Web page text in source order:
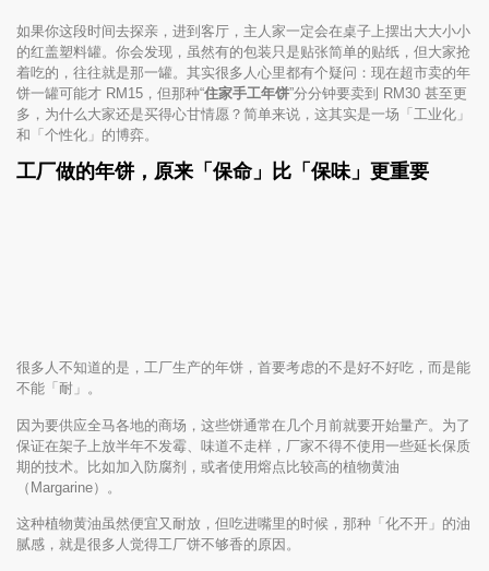
如果你这段时间去探亲，进到客厅，主人家一定会在桌子上摆出大大小小
的红盖塑料罐。你会发现，虽然有的包装只是贴张简单的贴纸，但大家抢
着吃的，往往就是那一罐。其实很多人心里都有个疑问：现在超市卖的年
饼一罐可能才 RM15，但那种“住家手工年饼”分分钟要卖到 RM30 甚至更
多，为什么大家还是买得心甘情愿？简单来说，这其实是一场「工业化」
和「个性化」的博弈。
工厂做的年饼，原来「保命」比「保味」更重要
很多人不知道的是，工厂生产的年饼，首要考虑的不是好不好吃，而是能
不能「耐」。
因为要供应全马各地的商场，这些饼通常在几个月前就要开始量产。为了
保证在架子上放半年不发霉、味道不走样，厂家不得不使用一些延长保质
期的技术。比如加入防腐剂，或者使用熔点比较高的植物黄油
（Margarine）。
这种植物黄油虽然便宜又耐放，但吃进嘴里的时候，那种「化不开」的油
腻感，就是很多人觉得工厂饼不够香的原因。